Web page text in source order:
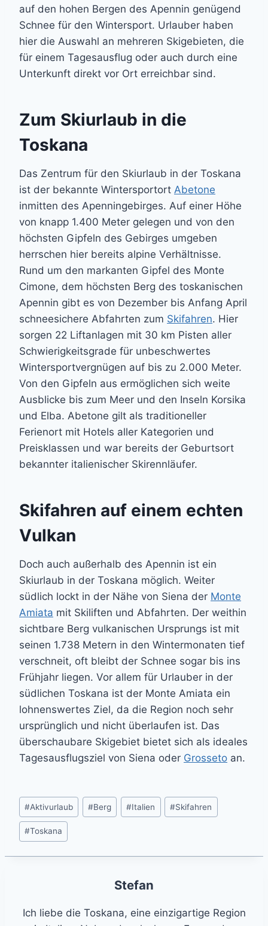
auf den hohen Bergen des Apennin genügend
Schnee für den Wintersport. Urlauber haben
hier die Auswahl an mehreren Skigebieten, die
für einem Tagesausflug oder auch durch eine
Unterkunft direkt vor Ort erreichbar sind.
Zum Skiurlaub in die
Toskana
Das Zentrum für den Skiurlaub in der Toskana
ist der bekannte Wintersportort Abetone
inmitten des Apenningebirges. Auf einer Höhe
von knapp 1.400 Meter gelegen und von den
höchsten Gipfeln des Gebirges umgeben
herrschen hier bereits alpine Verhältnisse.
Rund um den markanten Gipfel des Monte
Cimone, dem höchsten Berg des toskanischen
Apennin gibt es von Dezember bis Anfang April
schneesichere Abfahrten zum Skifahren. Hier
sorgen 22 Liftanlagen mit 30 km Pisten aller
Schwierigkeitsgrade für unbeschwertes
Wintersportvergnügen auf bis zu 2.000 Meter.
Von den Gipfeln aus ermöglichen sich weite
Ausblicke bis zum Meer und den Inseln Korsika
und Elba. Abetone gilt als traditioneller
Ferienort mit Hotels aller Kategorien und
Preisklassen und war bereits der Geburtsort
bekannter italienischer Skirennläufer.
Skifahren auf einem echten
Vulkan
Doch auch außerhalb des Apennin ist ein
Skiurlaub in der Toskana möglich. Weiter
südlich lockt in der Nähe von Siena der Monte
Amiata mit Skiliften und Abfahrten. Der weithin
sichtbare Berg vulkanischen Ursprungs ist mit
seinen 1.738 Metern in den Wintermonaten tief
verschneit, oft bleibt der Schnee sogar bis ins
Frühjahr liegen. Vor allem für Urlauber in der
südlichen Toskana ist der Monte Amiata ein
lohnenswertes Ziel, da die Region noch sehr
ursprünglich und nicht überlaufen ist. Das
überschaubare Skigebiet bietet sich als ideales
Tagesausflugsziel von Siena oder Grosseto an.
Post
Tags:
#Aktivurlaub #Berg #Italien #Skifahren
#Toskana
Stefan
Ich liebe die Toskana, eine einzigartige Region